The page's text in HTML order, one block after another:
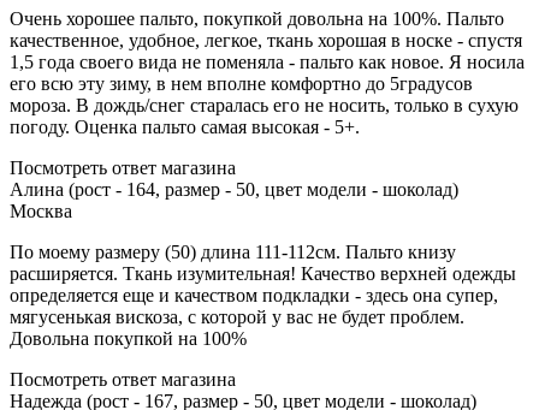
Очень хорошее пальто, покупкой довольна на 100%. Пальто
качественное, удобное, легкое, ткань хорошая в носке - спустя
1,5 года своего вида не поменяла - пальто как новое. Я носила
его всю эту зиму, в нем вполне комфортно до 5градусов
мороза. В дождь/снег старалась его не носить, только в сухую
погоду. Оценка пальто самая высокая - 5+.
Посмотреть ответ магазина
Алина (рост - 164, размер - 50, цвет модели - шоколад)
Москва
По моему размеру (50) длина 111-112см. Пальто книзу
расширяется. Ткань изумительная! Качество верхней одежды
определяется еще и качеством подкладки - здесь она супер,
мягусенькая вискоза, с которой у вас не будет проблем.
Довольна покупкой на 100%
Посмотреть ответ магазина
Надежда (рост - 167, размер - 50, цвет модели - шоколад)